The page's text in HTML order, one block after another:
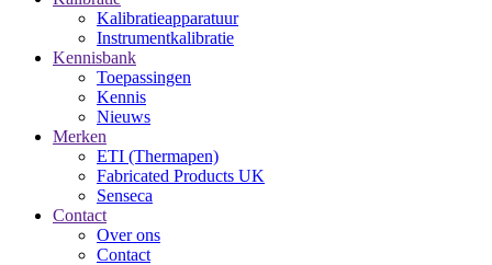
Kalibratieapparatuur
Instrumentkalibratie
Kennisbank
Toepassingen
Kennis
Nieuws
Merken
ETI (Thermapen)
Fabricated Products UK
Senseca
Contact
Over ons
Contact